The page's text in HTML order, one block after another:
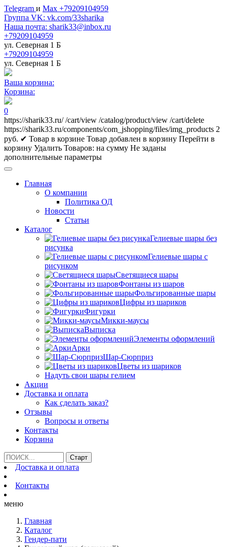
Telegram и Max +79209104959
Группа VK: vk.com/33sharika
Наша почта: sharik33@inbox.ru
+79209104959
ул. Северная 1 Б
+79209104959
ул. Северная 1 Б
Ваша корзина:
Корзина:
0
https://sharik33.ru/ /cart/view /catalog/product/view /cart/delete
https://sharik33.ru/components/com_jshopping/files/img_products 2
руб. ✔ Товар в корзине Товар добавлен в корзину Перейти в
корзину Удалить Товаров: на сумму Не заданы
дополнительные параметры
Главная
О компании
Политика ОД
Новости
Статьи
Каталог
Гелиевые шары без
рисунка
Гелиевые шары с
рисунком
Светящиеся шары
Фонтаны из шаров
Фольгированные шары
Цифры из шариков
Фигурки
Микки-маусы
Выписка
Элементы оформлений
Арки
Шар-Сюрприз
Цветы из шариков
Надуть свои шары гелием
Акции
Доставка и оплата
Как сделать заказ?
Отзывы
Вопросы и ответы
Контакты
Корзина
Доставка и оплата
Контакты
меню
Главная
Каталог
Гендер-пати